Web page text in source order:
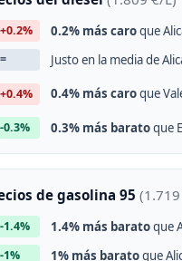
+0.2% 0.2% más caroque
= Justo en la media de
+0.4% 0.4% más caroque
-0.3% 0.3% más baratoque
de gasolina 95
-1.4% 1.4% más baratoque
-1% 1% más baratoque